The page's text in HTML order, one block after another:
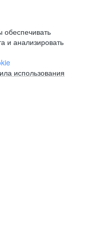
и анализировать
использования